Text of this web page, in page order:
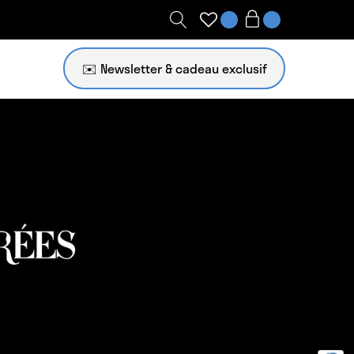
✉️ Newsletter